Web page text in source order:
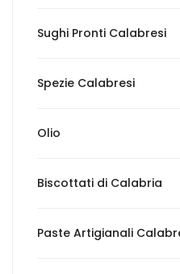
Sughi Pronti Calabresi
Spezie Calabresi
Olio
Biscottati di Calabria
Paste Artigianali